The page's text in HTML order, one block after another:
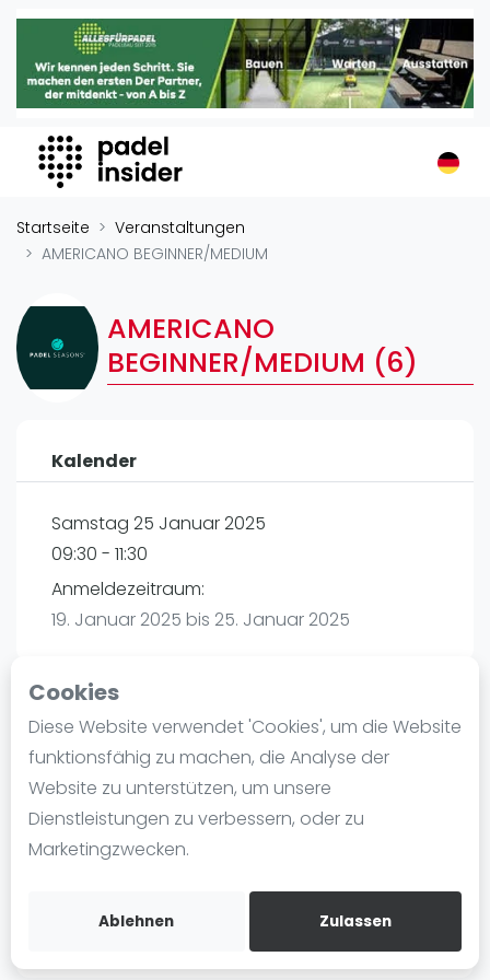
Cookies
Diese Website verwendet 'Cookies', um die Website
funktionsfähig zu machen, die Analyse der
Website zu unterstützen, um unsere
Dienstleistungen zu verbessern, oder zu
Marketingzwecken.
Ablehnen Zulassen
Padel Insider
Home
Organisationen
Buchungssysteme
Padel-Shops
Padel-Marken
Verschiedenes
Veranstaltungen
Playtomic
Ranking
Männer
Frauen
FIP Männer
Blog
Die Geschichte von Padel
Regeln und Punktzählung
Padel Schläge
Video
Startseite
Veranstaltungen
AMERICANO BEGINNER/MEDIUM
AMERICANO
BEGINNER/MEDIUM (6)
Kalender
Samstag 25 Januar 2025
09:30 - 11:30
Anmeldezeitraum:
19. Januar 2025 bis 25. Januar 2025
Playtomic
Padel Seasons | München
Paul-Ehrlich-Weg 6
80999München
playtomic.io